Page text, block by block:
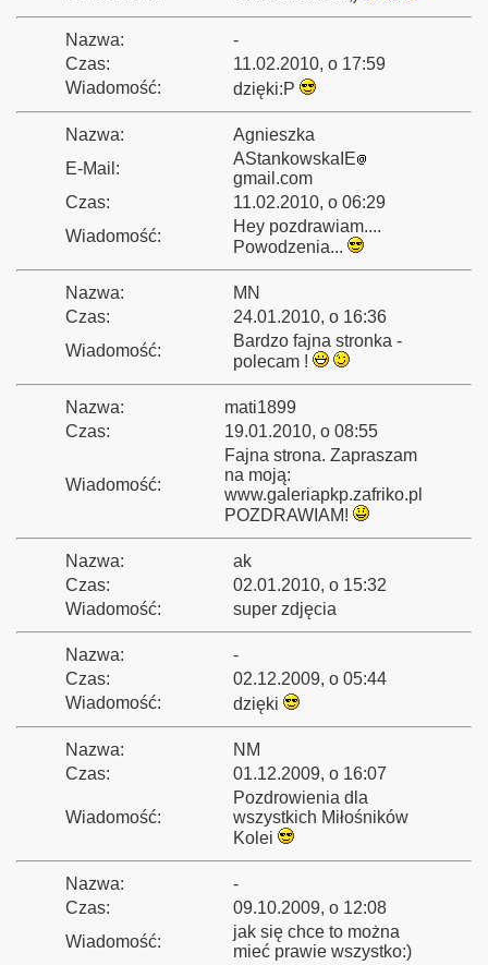
Nazwa:
-
Czas:
11.02.2010, o 17:59
Wiadomość:
dzięki:P
Nazwa:
Agnieszka
E-Mail:
AStankowskaIE
gmail.com
Czas:
11.02.2010, o 06:29
Wiadomość:
Hey pozdrawiam....
Powodzenia...
Nazwa:
MN
Czas:
24.01.2010, o 16:36
Wiadomość:
Bardzo fajna stronka -
polecam !
Nazwa:
mati1899
Czas:
19.01.2010, o 08:55
Wiadomość:
Fajna strona. Zapraszam
na moją:
www.galeriapkp.zafriko.pl
POZDRAWIAM!
Nazwa:
ak
Czas:
02.01.2010, o 15:32
Wiadomość:
super zdjęcia
Nazwa:
-
Czas:
02.12.2009, o 05:44
Wiadomość:
dzięki
Nazwa:
NM
Czas:
01.12.2009, o 16:07
Wiadomość:
Pozdrowienia dla
wszystkich Miłośników
Kolei
Nazwa:
-
Czas:
09.10.2009, o 12:08
Wiadomość:
jak się chce to można
mieć prawie wszystko:)
2013”
do Pastuchowa
Główny
Muzeum Wojska w Białymstoku
2009"